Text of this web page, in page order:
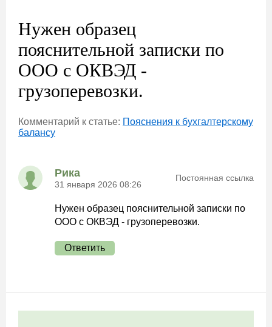
Нужен образец
пояснительной записки по
ООО с ОКВЭД -
грузоперевозки.
Комментарий к статье: Пояснения к бухгалтерскому
балансу
Рика
31 января 2026 08:26
Постоянная ссылка
Нужен образец пояснительной записки по
ООО с ОКВЭД - грузоперевозки.
Ответить